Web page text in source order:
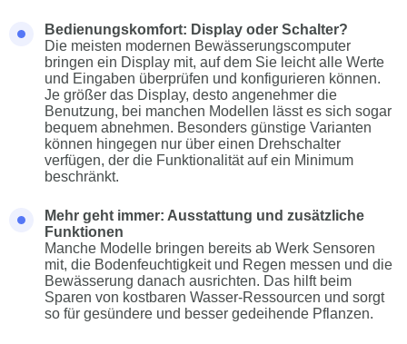
Bedienungskomfort: Display oder Schalter?
Die meisten modernen Bewässerungscomputer
bringen ein Display mit, auf dem Sie leicht alle Werte
und Eingaben überprüfen und konfigurieren können.
Je größer das Display, desto angenehmer die
Benutzung, bei manchen Modellen lässt es sich sogar
bequem abnehmen. Besonders günstige Varianten
können hingegen nur über einen Drehschalter
verfügen, der die Funktionalität auf ein Minimum
beschränkt.
Mehr geht immer: Ausstattung und zusätzliche
Funktionen
Manche Modelle bringen bereits ab Werk Sensoren
mit, die Bodenfeuchtigkeit und Regen messen und die
Bewässerung danach ausrichten. Das hilft beim
Sparen von kostbaren Wasser-Ressourcen und sorgt
so für gesündere und besser gedeihende Pflanzen.